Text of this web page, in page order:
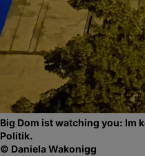
Big Dom ist watching you: Im
Politik.
© Daniela Wakonigg